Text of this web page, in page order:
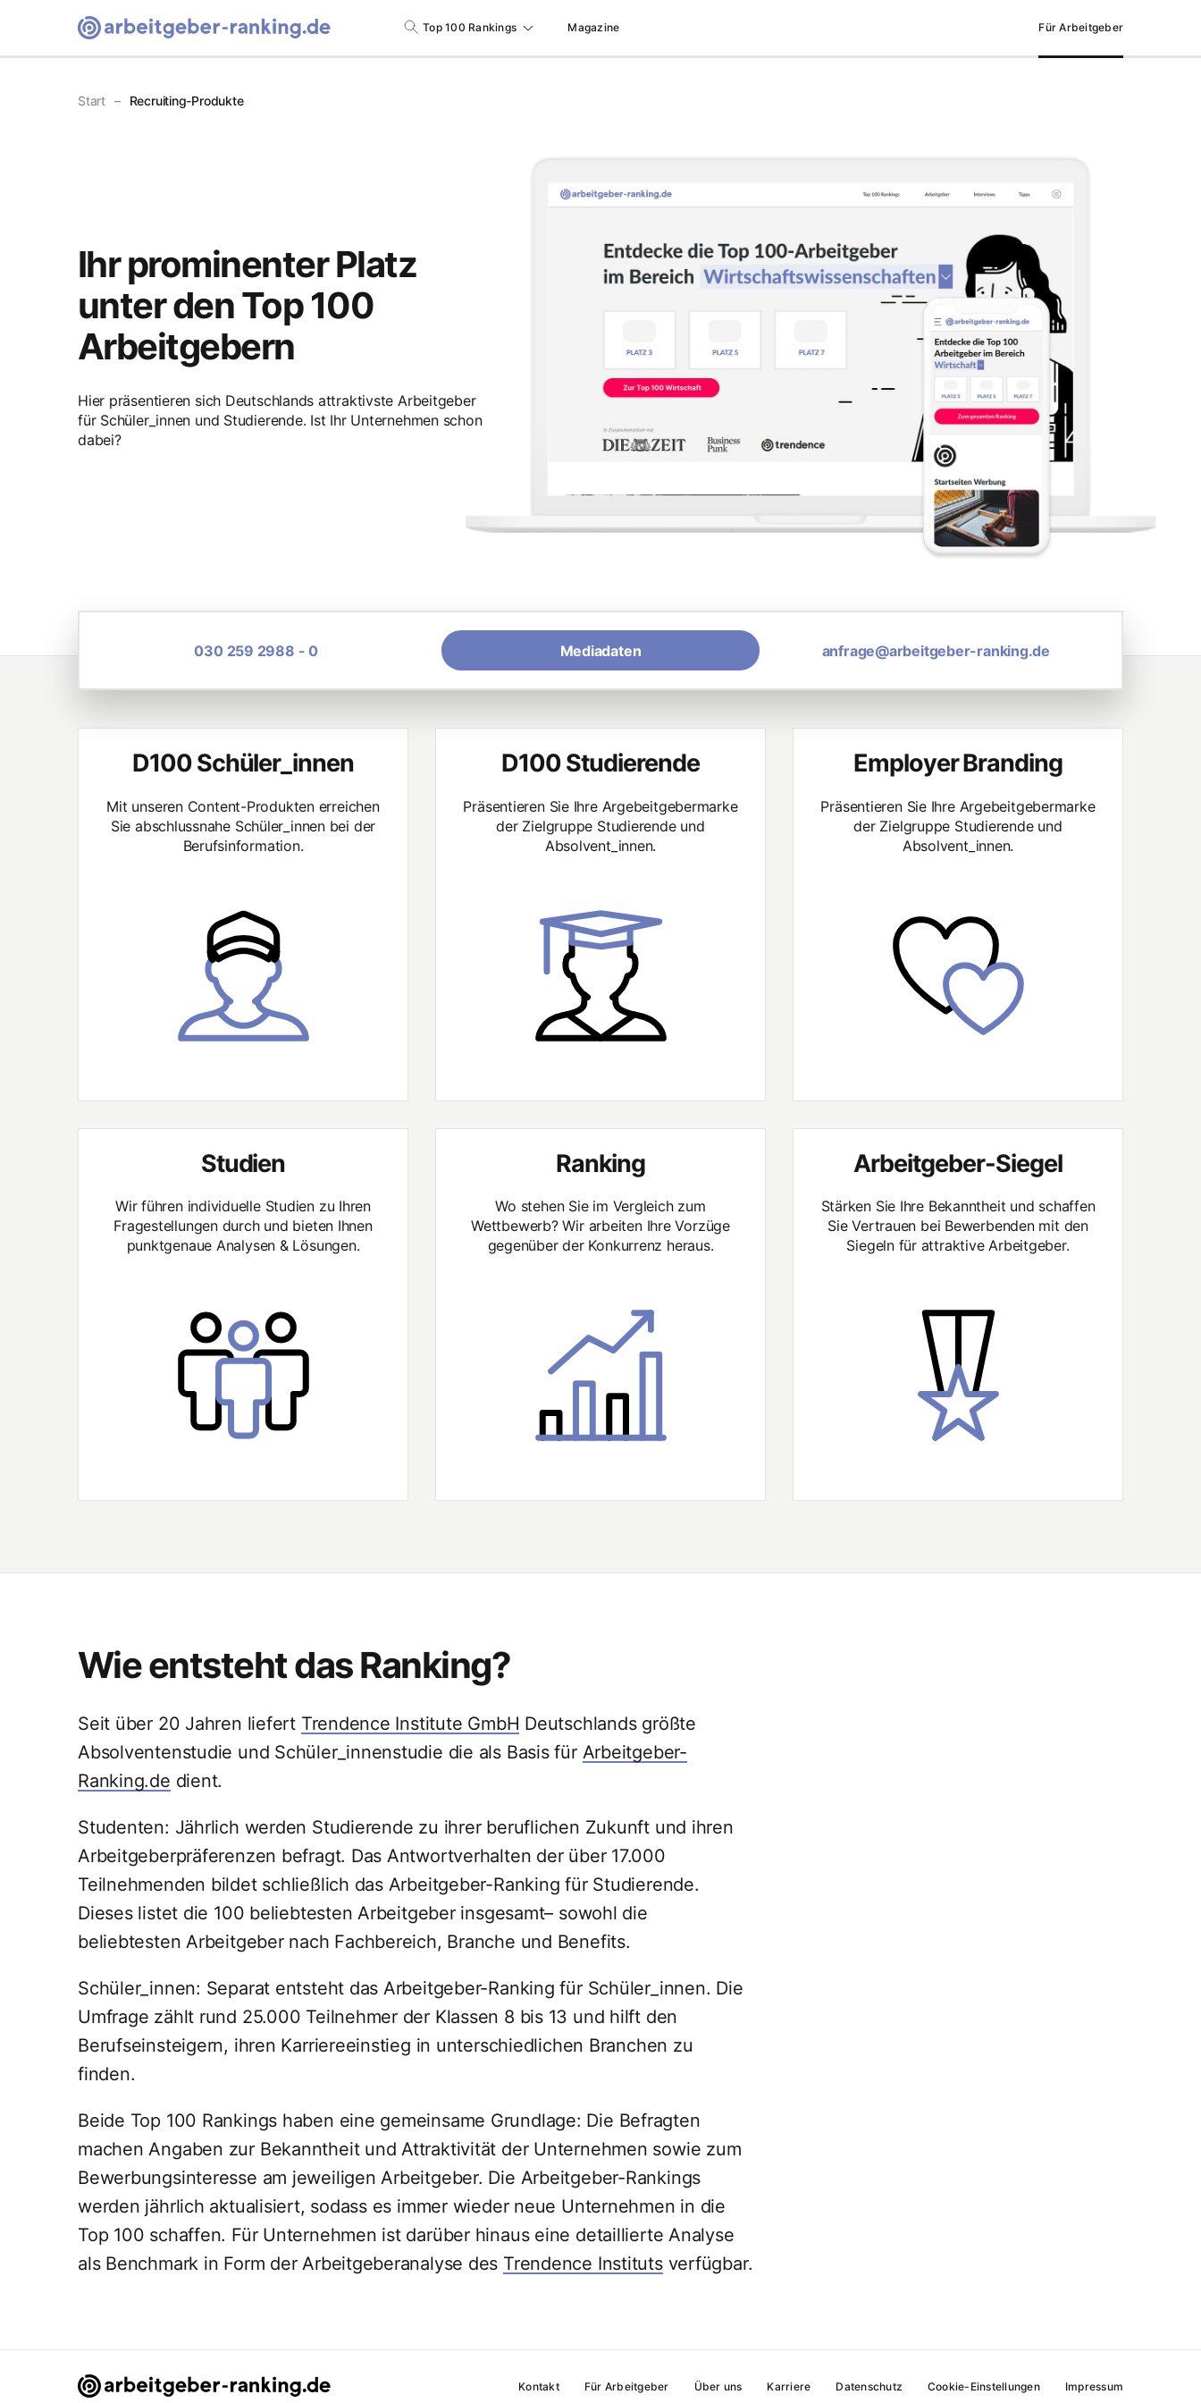
Arbeitgeber-Ranking Homepage
Top 100 Rankings Magazine Für Arbeitgeber
Start Recruiting-Produkte
Ihr prominenter Platz
unter den Top 100
Arbeitgebern
Hier präsentieren sich Deutschlands attraktivste Arbeitgeber
für Schüler_innen und Studierende. Ist Ihr Unternehmen schon
dabei?
030 259 2988 - 0 Mediadaten anfrage@arbeitgeber-ranking.de
D100 Schüler_innen
Mit unseren Content-Produkten erreichen
Sie abschlussnahe Schüler_innen bei der
Berufsinformation.
D100 Studierende
Präsentieren Sie Ihre Argebeitgebermarke
der Zielgruppe Studierende und
Absolvent_innen.
Employer Branding
Präsentieren Sie Ihre Argebeitgebermarke
der Zielgruppe Studierende und
Absolvent_innen.
Studien
Wir führen individuelle Studien zu Ihren
Fragestellungen durch und bieten Ihnen
punktgenaue Analysen & Lösungen.
Ranking
Wo stehen Sie im Vergleich zum
Wettbewerb? Wir arbeiten Ihre Vorzüge
gegenüber der Konkurrenz heraus.
Arbeitgeber-Siegel
Stärken Sie Ihre Bekanntheit und schaffen
Sie Vertrauen bei Bewerbenden mit den
Siegeln für attraktive Arbeitgeber.
Wie entsteht das Ranking?
Seit über 20 Jahren liefert Trendence Institute GmbH Deutschlands größte
Absolventenstudie und Schüler_innenstudie die als Basis für Arbeitgeber-
Ranking.de dient.
Studenten: Jährlich werden Studierende zu ihrer beruflichen Zukunft und ihren
Arbeitgeberpräferenzen befragt. Das Antwortverhalten der über 17.000
Teilnehmenden bildet schließlich das Arbeitgeber-Ranking für Studierende.
Dieses listet die 100 beliebtesten Arbeitgeber insgesamt– sowohl die
beliebtesten Arbeitgeber nach Fachbereich, Branche und Benefits.
Schüler_innen: Separat entsteht das Arbeitgeber-Ranking für Schüler_innen. Die
Umfrage zählt rund 25.000 Teilnehmer der Klassen 8 bis 13 und hilft den
Berufseinsteigern, ihren Karriereeinstieg in unterschiedlichen Branchen zu
finden.
Beide Top 100 Rankings haben eine gemeinsame Grundlage: Die Befragten
machen Angaben zur Bekanntheit und Attraktivität der Unternehmen sowie zum
Bewerbungsinteresse am jeweiligen Arbeitgeber. Die Arbeitgeber-Rankings
werden jährlich aktualisiert, sodass es immer wieder neue Unternehmen in die
Top 100 schaffen. Für Unternehmen ist darüber hinaus eine detaillierte Analyse
als Benchmark in Form der Arbeitgeberanalyse des Trendence Institutsverfügbar.
Kontakt Für Arbeitgeber Über uns Karriere Datenschutz Cookie-Einstellungen Impressum